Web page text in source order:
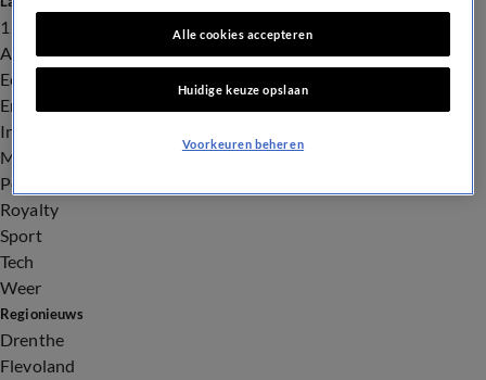
112
Advies & Tips
Economie
Entertainment
Infrastructuur
Milieu en Gezondheid
Politiek
Royalty
Sport
Tech
Weer
Regionieuws
Drenthe
Flevoland
Alle cookies accepteren
Huidige keuze opslaan
Voorkeuren beheren